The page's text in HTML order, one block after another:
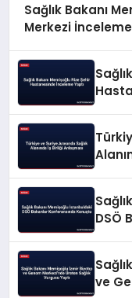
Sağlık Bakanı
Merkezi
DSÖ
ve